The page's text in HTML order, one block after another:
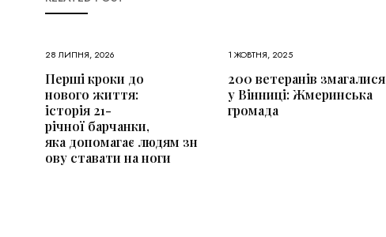
28 ЛИПНЯ, 2026
Перші кроки до
нового життя:
історія 21-
річної барчанки,
яка допомагає людям зн
ову ставати на ноги
1 ЖОВТНЯ, 2025
200 ветеранів змагалися
у Вінниці: Жмеринська
громада